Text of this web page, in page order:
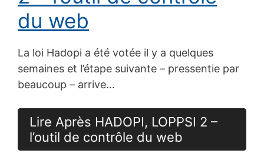
du web
La loi Hadopi a été votée il y a quelques
semaines et l’étape suivante – pressentie par
beaucoup – arrive…
Lire Après HADOPI, LOPPSI 2 –
l’outil de contrôle du web